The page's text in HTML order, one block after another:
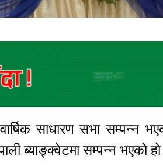
साधारण सभा सम्पन्न
ब्याङ्क्वेटमा सम्पन्न भएको